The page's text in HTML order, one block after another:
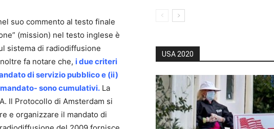
suo commento al testo finale
(mission) nel testo inglese è
sistema di radiodiffusione
fa notare che, i due criteri
di servizio pubblico e (ii)
sono cumulativi. La
Il Protocollo di Amsterdam si
e organizzare il mandato di
USA 2020